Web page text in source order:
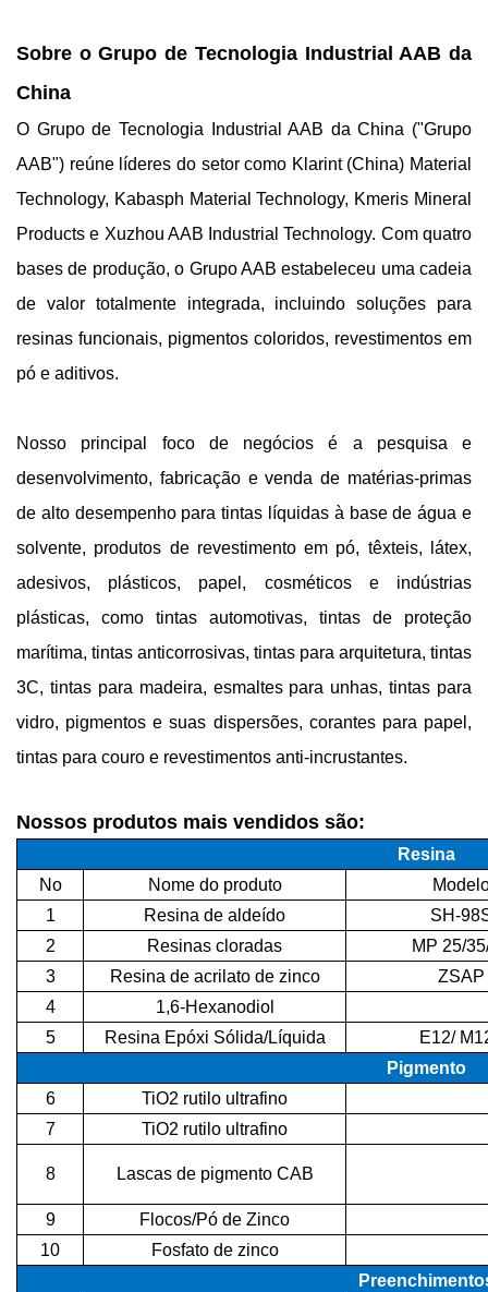
Sobre o Grupo de Tecnologia Industrial AAB da
China
O Grupo de Tecnologia Industrial AAB da China ("Grupo
AAB") reúne líderes do setor como Klarint (China) Material
Technology, Kabasph Material Technology, Kmeris Mineral
Products e Xuzhou AAB Industrial Technology. Com quatro
bases de produção, o Grupo AAB estabeleceu uma cadeia
de valor totalmente integrada, incluindo soluções para
resinas funcionais, pigmentos coloridos, revestimentos em
pó e aditivos.
Nosso principal foco de negócios é a pesquisa e
desenvolvimento, fabricação e venda de matérias-primas
de alto desempenho para tintas líquidas à base de água e
solvente, produtos de revestimento em pó, têxteis, látex,
adesivos, plásticos, papel, cosméticos e indústrias
plásticas, como tintas automotivas, tintas de proteção
marítima, tintas anticorrosivas, tintas para arquitetura, tintas
3C, tintas para madeira, esmaltes para unhas, tintas para
vidro, pigmentos e suas dispersões, corantes para papel,
tintas para couro e revestimentos anti-incrustantes.
Nossos produtos mais vendidos são:
Resina
No
Nome do produto
1
Resina de aldeído
SH-
2
Resinas cloradas
MP 25/
3
Resina de acrilato de zinco
ZSAP
4
1,6-Hexanodiol
5
Resina Epóxi Sólida/Líquida
E12/
Pigmento
6
TiO2 rutilo ultrafino
7
TiO2 rutilo ultrafino
8 Lascas de pigmento CAB
9
Flocos/Pó de Zinco
10
Fosfato de zinco